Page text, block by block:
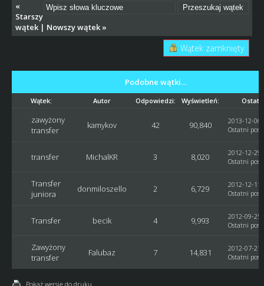
«
Starszy
wątek| Nowszy wątek»
Wątek zamknięty
Podobne wątki…
Wątek: Autor Odpowiedzi: Wyświetleń:
zawyżony
transfer
kamykov 42 90,840
2013-12-
Ostatni post
transfer MichalKR 3 8,020
2012-12-
Ostatni post
Transfer
juniora
donmiloszello 2 6,729
2012-12-
Ostatni post
Transfer becik 4 9,993
2012-09-
Ostatni post
Zawyżony
transfer
Falubaz 7 14,831
2012-07-
Ostatni post
Pokaż wersję do druku